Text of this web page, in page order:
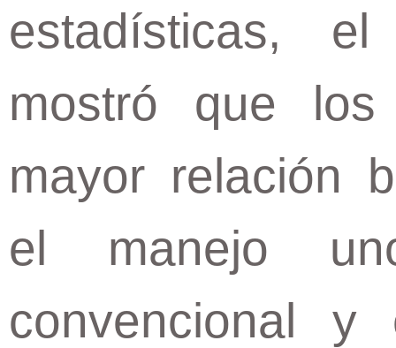
estadísticas,
mostró que
mayor relación
el manejo
convencional